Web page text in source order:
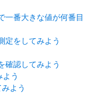
一番大きな値が何番目
定をしてみよう
確認してみよう
う
よう